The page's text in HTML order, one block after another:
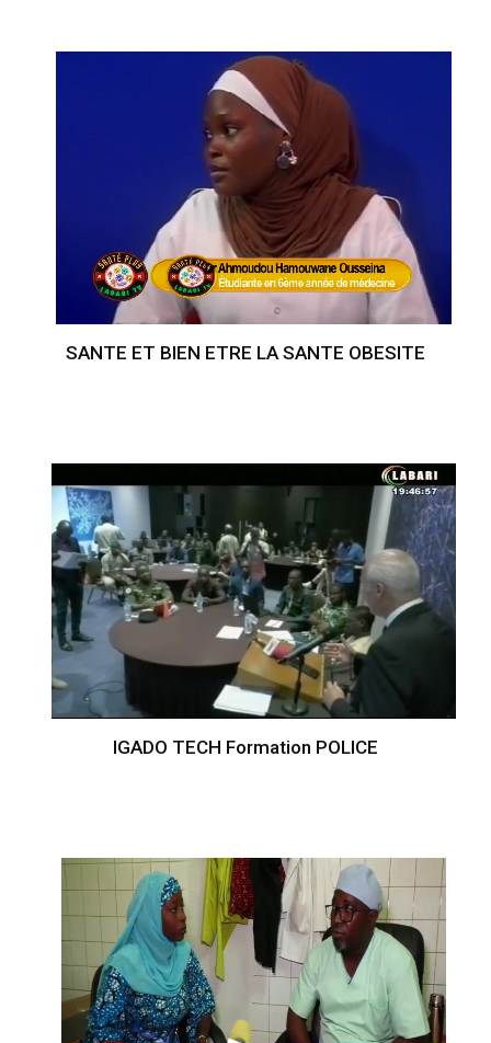
SANTE ET BIEN ETRE LA SANTE OBESITE
IGADO TECH Formation POLICE